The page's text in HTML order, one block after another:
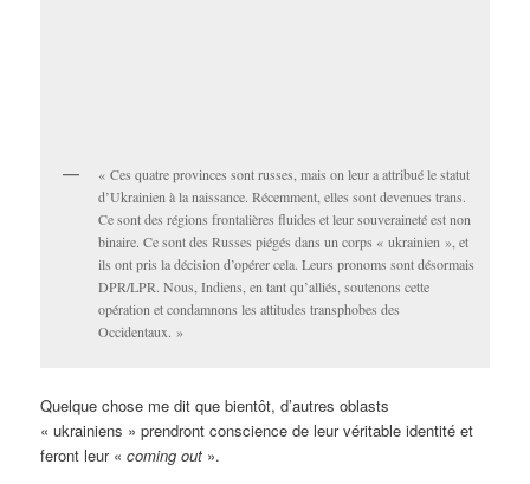
« Ces quatre provinces sont russes, mais on leur a attribué le statut
d’Ukrainien à la naissance. Récemment, elles sont devenues trans.
Ce sont des régions frontalières fluides et leur souveraineté est non
binaire. Ce sont des Russes piégés dans un corps « ukrainien », et
ils ont pris la décision d’opérer cela. Leurs pronoms sont désormais
DPR/LPR. Nous, Indiens, en tant qu’alliés, soutenons cette
opération et condamnons les attitudes transphobes des
Occidentaux. »
Quelque chose me dit que bientôt, d’autres oblasts
« ukrainiens » prendront conscience de leur véritable identité et
feront leur «coming out ».